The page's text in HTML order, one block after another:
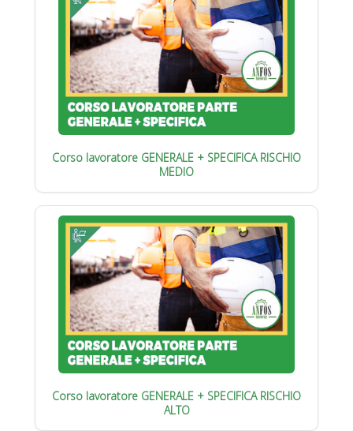
Corso lavoratore GENERALE + SPECIFICA RISCHIO
MEDIO
Corso lavoratore GENERALE + SPECIFICA RISCHIO
ALTO